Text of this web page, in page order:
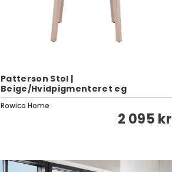
Patterson Stol |
Beige/Hvidpigmenteret eg
Rowico Home
2 095 kr